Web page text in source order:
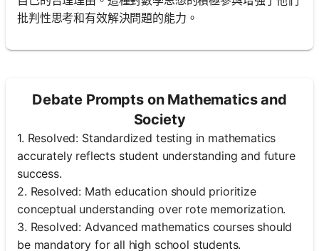
批判性思考和有效解決問題的能力。
Debate Prompts on Mathematics and
Society
1. Resolved: Standardized testing in mathematics
accurately reflects student understanding and future
success.
2. Resolved: Math education should prioritize
conceptual understanding over rote memorization.
3. Resolved: Advanced mathematics courses should
be mandatory for all high school students.